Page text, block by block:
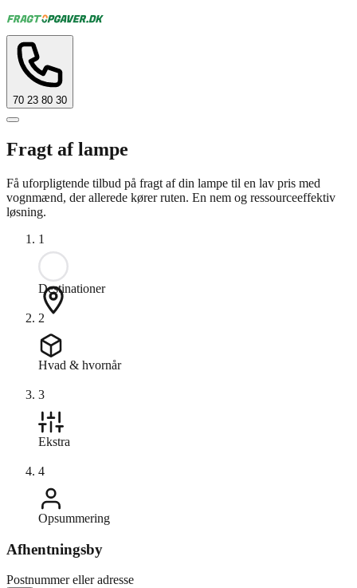
70 23 80 30
Fragt af lampe
Få uforpligtende tilbud på fragt af din lampe til en lav pris med
vognmænd, der allerede kører ruten. En nem og ressourceeffektiv
løsning.
1
Destinationer
2
Hvad & hvornår
3
Ekstra
4
Opsummering
Afhentningsby
Postnummer eller adresse